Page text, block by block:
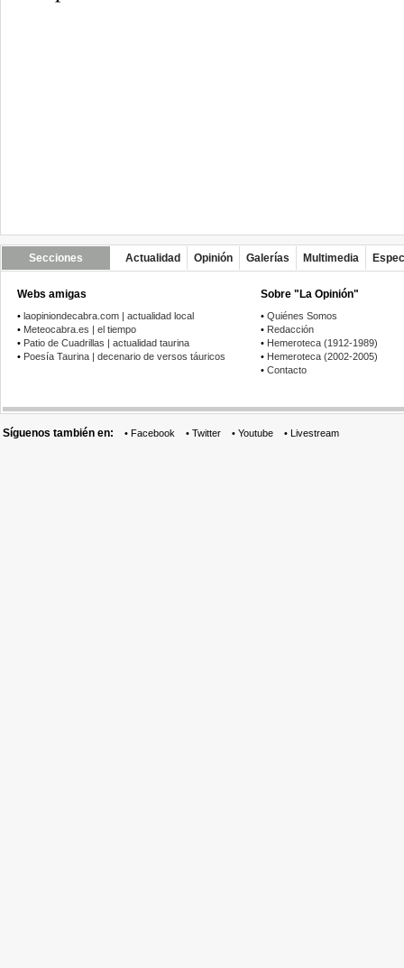
Secciones Actualidad Opinión Galerías Multimedia
Webs amigas
• laopiniondecabra.com | actualidad local
• Meteocabra.es | el tiempo
• Patio de Cuadrillas | actualidad taurina
• Poesía Taurina | decenario de versos táuricos
Sobre "La Opinión"
• Quiénes Somos
• Redacción
• Hemeroteca (1912-1989)
• Hemeroteca (2002-2005)
• Contacto
Síguenos también en: • Facebook • Twitter • Youtube • Livestream